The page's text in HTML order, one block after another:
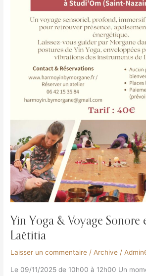
Yin Yoga & Voyage Sonore
Laëtitia
Laisser un commentaire /Archive /
Le 09/11/2025 de 10h00 à 12h00 Un
Laëtitia